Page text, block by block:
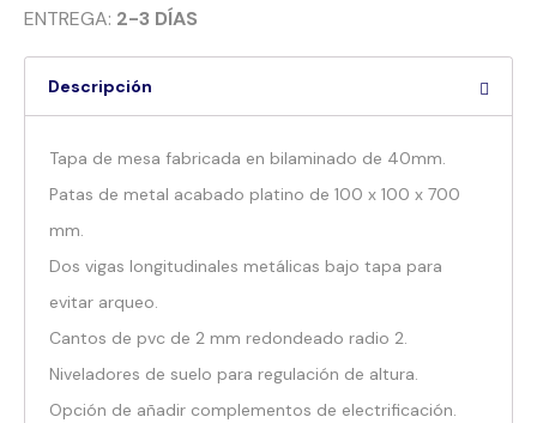
ENTREGA: 2-3 DÍAS
Descripción
Tapa de mesa fabricada en bilaminado de 40mm.
Patas de metal acabado platino de 100 x 100 x 700
mm.
Dos vigas longitudinales metálicas bajo tapa para
evitar arqueo.
Cantos de pvc de 2 mm redondeado radio 2.
Niveladores de suelo para regulación de altura.
Opción de añadir complementos de electrificación.